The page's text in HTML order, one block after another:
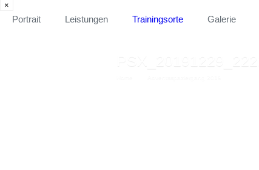
×
Portrait Leistungen Trainingsorte Galerie